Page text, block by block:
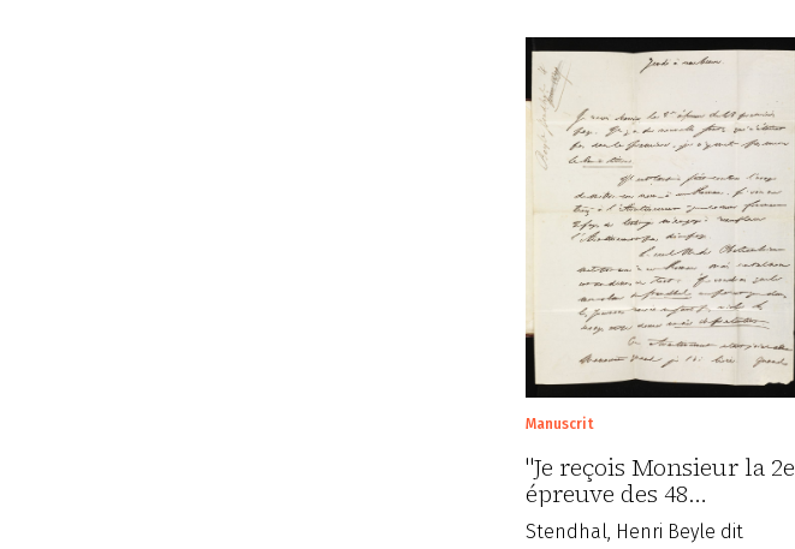
Manuscrit
"Je reçois Monsieur la 2e
épreuve des 48…
Stendhal, Henri Beyle dit